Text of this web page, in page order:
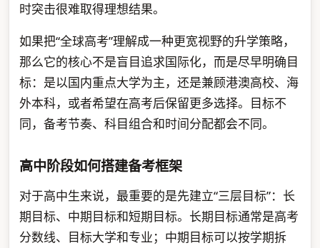
时突击很难取得理想结果。
如果把“全球高考”理解成一种更宽视野的升学策略，
那么它的核心不是盲目追求国际化，而是尽早明确目
标：是以国内重点大学为主，还是兼顾港澳高校、海
外本科，或者希望在高考后保留更多选择。目标不
同，备考节奏、科目组合和时间分配都会不同。
高中阶段如何搭建备考框架
对于高中生来说，最重要的是先建立“三层目标”：长
期目标、中期目标和短期目标。长期目标通常是高考
分数线、目标大学和专业；中期目标可以按学期拆